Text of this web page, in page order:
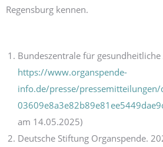
Regensburg kennen.
Bundeszentrale für
https://www.organspende-
info.de/presse/
am 14.05.2025)
Deutsche Stiftung Organspende.